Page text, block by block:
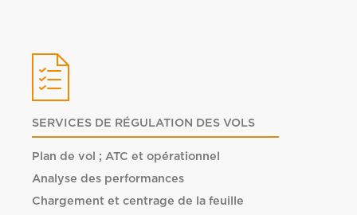
SERVICES DE RÉGULATION DES VOLS
Plan de vol ; ATC et opérationnel
Analyse des performances
Chargement et centrage de la feuille